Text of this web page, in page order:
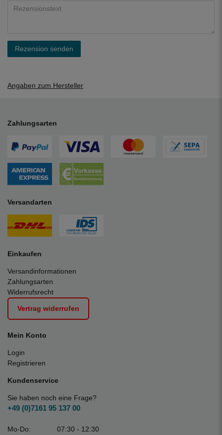
Rezension senden
Angaben zum Hersteller
Zahlungsarten
Versandarten
Einkaufen
Versandinformationen
Zahlungsarten
Widerrufsrecht
Vertrag widerrufen
Mein Konto
Login
Registrieren
Kundenservice
Sie haben noch eine Frage?
+49 (0)7161 95 137 00
Mo-Do:
07:30 - 12:30